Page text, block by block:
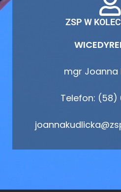
ZSP W
mgr Joanna
Telefon: (58)